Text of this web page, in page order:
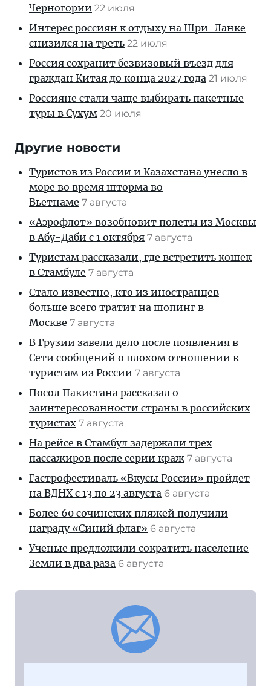
Черногории 22 июля
Интерес россиян к отдыху на Шри-Ланке
снизился на треть 22 июля
Россия сохранит безвизовый въезд для
граждан Китая до конца 2027 года 21 июля
Россияне стали чаще выбирать пакетные
туры в Сухум 20 июля
Другие новости
Туристов из России и Казахстана унесло в
море во время шторма во
Вьетнаме 7 августа
«Аэрофлот» возобновит полеты из Москвы
в Абу-Даби с 1 октября 7 августа
Туристам рассказали, где встретить кошек
в Стамбуле 7 августа
Стало известно, кто из иностранцев
больше всего тратит на шопинг в
Москве 7 августа
В Грузии завели дело после появления в
Сети сообщений о плохом отношении к
туристам из России 7 августа
Посол Пакистана рассказал о
заинтересованности страны в российских
туристах 7 августа
На рейсе в Стамбул задержали трех
пассажиров после серии краж 7 августа
Гастрофестиваль «Вкусы России» пройдет
на ВДНХ с 13 по 23 августа 6 августа
Более 60 сочинских пляжей получили
награду «Синий флаг» 6 августа
Ученые предложили сократить население
Земли в два раза 6 августа